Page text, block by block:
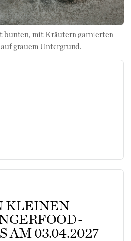
bunten, mit Kräutern garnierten
grauem Untergrund.
KLEINEN
AM 03.04.2027